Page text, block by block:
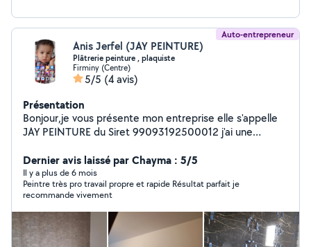
Auto-entrepreneur
Anis Jerfel (JAY PEINTURE)
Plâtrerie peinture , plaquiste
Firminy (Centre)
5/5 (4 avis)
Présentation
Bonjour,je vous présente mon entreprise elle s'appelle
JAY PEINTURE du Siret 99093192500012 j'ai une
mon entreprise assuré.cordialement Jerfel Anis
Dernier avis laissé par Chayma : 5/5
Il y a plus de 6 mois
Peintre très pro travail propre et rapide Résultat parfait je
recommande vivement